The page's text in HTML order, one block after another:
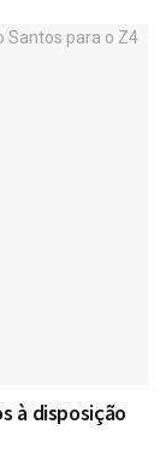
à disposição